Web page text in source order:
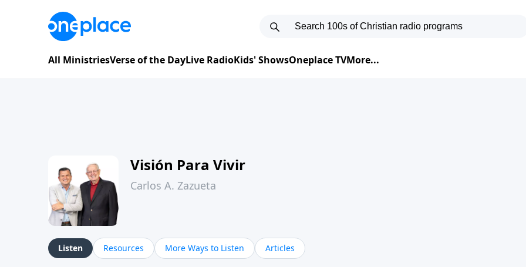
All MinistriesVerse of the DayLive RadioKids' ShowsOneplace TVMore...
Visión Para Vivir
Carlos A. Zazueta
Listen Resources More Ways to Listen Articles